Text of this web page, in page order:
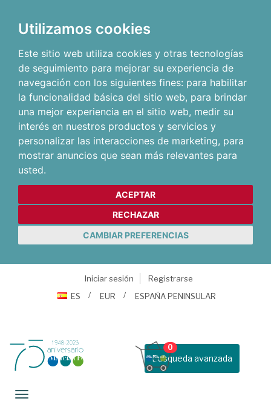
Utilizamos cookies
Este sitio web utiliza cookies y otras tecnologías
de seguimiento para mejorar su experiencia de
navegación con los siguientes fines: para habilitar
la funcionalidad básica del sitio web, para brindar
una mejor experiencia en el sitio web, medir su
interés en nuestros productos y servicios y
personalizar las interacciones de marketing, para
mostrar anuncios que sean más relevantes para
usted.
ACEPTAR
RECHAZAR
CAMBIAR PREFERENCIAS
Iniciar sesión
Registrarse
ES
EUR ESPAÑA PENINSULAR
Busqueda avanzada
0
Toggle navigation